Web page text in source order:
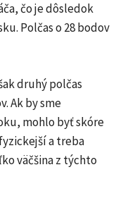
čo je dôsledok
Polčas o 28 bodov
druhý polčas
Ak by sme
mohlo byť skóre
a treba
väčšina z týchto